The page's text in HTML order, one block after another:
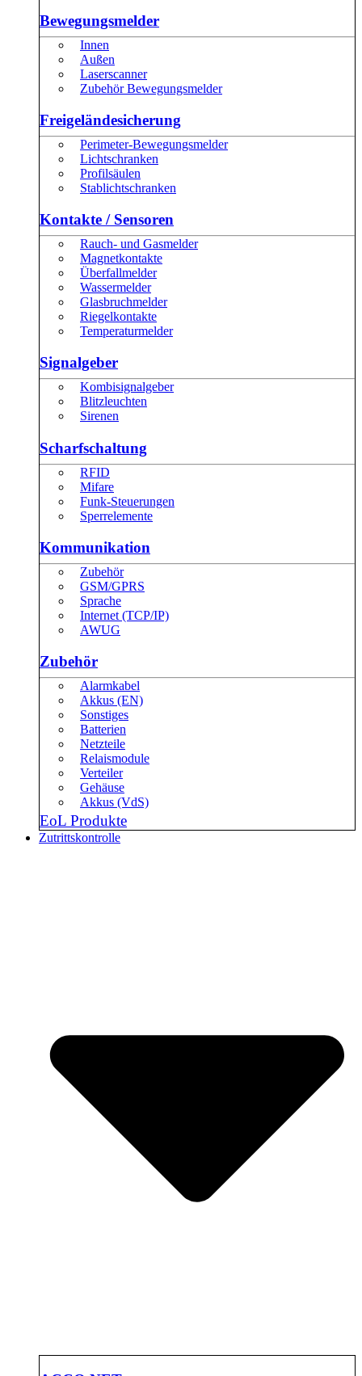
Bewegungsmelder
Innen
Außen
Laserscanner
Zubehör Bewegungsmelder
Freigeländesicherung
Perimeter-Bewegungsmelder
Lichtschranken
Profilsäulen
Stablichtschranken
Kontakte / Sensoren
Rauch- und Gasmelder
Magnetkontakte
Überfallmelder
Wassermelder
Glasbruchmelder
Riegelkontakte
Temperaturmelder
Signalgeber
Kombisignalgeber
Blitzleuchten
Sirenen
Scharfschaltung
RFID
Mifare
Funk-Steuerungen
Sperrelemente
Kommunikation
Zubehör
GSM/GPRS
Sprache
Internet (TCP/IP)
AWUG
Zubehör
Alarmkabel
Akkus (EN)
Sonstiges
Batterien
Netzteile
Relaismodule
Verteiler
Gehäuse
Akkus (VdS)
EoL Produkte
Zutrittskontrolle